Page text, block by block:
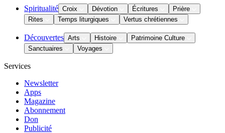
Spiritualité Croix Dévotion Écritures
Prière
Rites
Temps liturgiques Vertus chrétiennes
Découvertes Arts Histoire
Patrimoine Culture
Sanctuaires
Voyages
Services
Newsletter
Apps
Magazine
Abonnement
Don
Publicité